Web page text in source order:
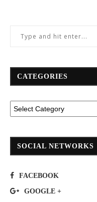
CATEGORIES
SOCIAL NETWORKS
FACEBOOK
GOOGLE +